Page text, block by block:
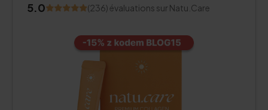
5.0 (236) évaluations sur Natu.Care